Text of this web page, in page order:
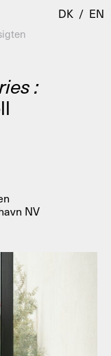
Søg
DK / EN
:
NV